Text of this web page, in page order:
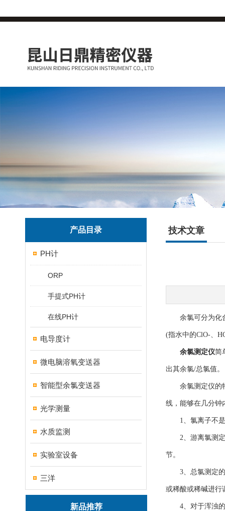
产品目录
PH计
ORP
手提式PH计
在线PH计
电导度计
微电脑溶氧变送器
智能型余氯变送器
光学测量
水质监测
实验室设备
三洋
新品推荐
技术文章
余氯可分为化合
(指水中的ClO-、
余氯测定仪简
出其余氯/总氯值。
余氯测定仪的特
线，能够在几分钟
1、氯离子不是
2、游离氯测定
节。
3、总氯测定的
或稀酸或稀碱进行
4、对于浑浊的